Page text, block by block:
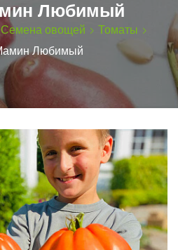
Любимый
Семена овощей
Томаты
Любимый